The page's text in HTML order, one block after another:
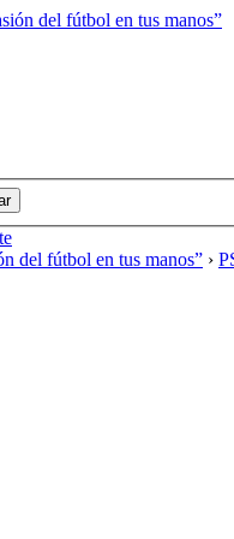
del fútbol en tus manos” ›